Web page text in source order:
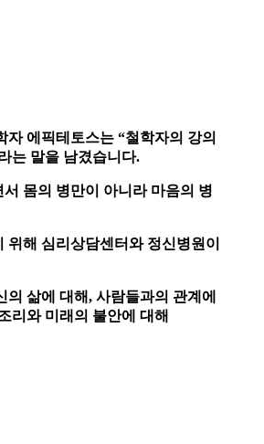
자 에픽테토스는 “철학자의 강의
는 말을 남겼습니다.
몸의 병만이 아니라 마음의 병
위해 심리상담센터와 정신병원이
의 삶에 대해, 사람들과의 관계에
리와 미래의 불안에 대해